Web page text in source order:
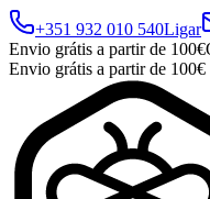
+351 932 010 540Ligar
Envio grátis a partir de 100€
Envio grátis a partir de 100€